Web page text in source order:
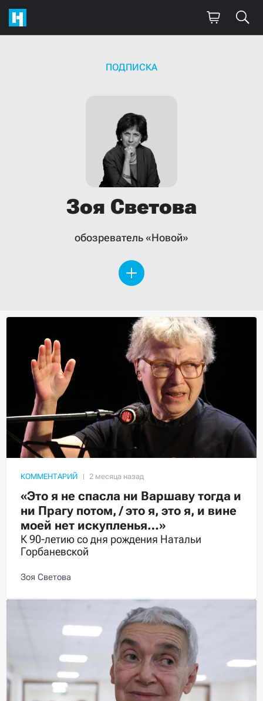
ПОДПИСКА
Зоя Светова
обозреватель «Новой»
КОММЕНТАРИЙ
«Это я не спасла ни Варшаву тогда и
ни Прагу потом, / это я, это я, и вине
моей нет искупленья…»
К 90-летию со дня рождения Натальи
Горбаневской
Зоя Светова